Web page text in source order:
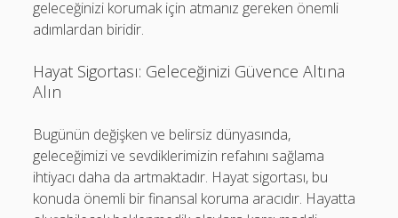
geleceğinizi korumak için atmanız gereken önemli
adımlardan biridir.
Hayat Sigortası: Geleceğinizi Güvence Altına
Alın
Bugünün değişken ve belirsiz dünyasında,
geleceğimizi ve sevdiklerimizin refahını sağlama
ihtiyacı daha da artmaktadır. Hayat sigortası, bu
konuda önemli bir finansal koruma aracıdır. Hayatta